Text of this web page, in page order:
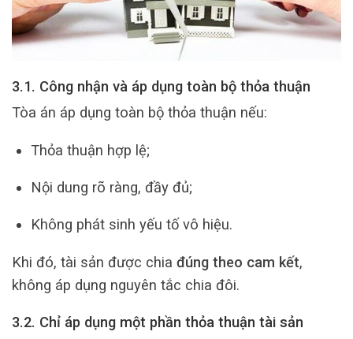
3.1. Công nhận và áp dụng toàn bộ thỏa thuận
Tòa án áp dụng toàn bộ thỏa thuận nếu:
Thỏa thuận hợp lệ;
Nội dung rõ ràng, đầy đủ;
Không phát sinh yếu tố vô hiệu.
Khi đó, tài sản được chia đúng theo cam kết,
không áp dụng nguyên tắc chia đôi.
3.2. Chỉ áp dụng một phần thỏa thuận tài sản